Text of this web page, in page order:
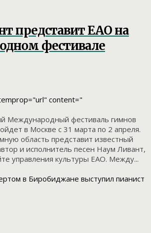
представит ЕАО на
фестивале
content="
Международный фестиваль гимнов
в Москве с 31 марта по 2 апреля.
область представит известный
и исполнитель песен Наум Ливант,
управления культуры ЕАО. Между...